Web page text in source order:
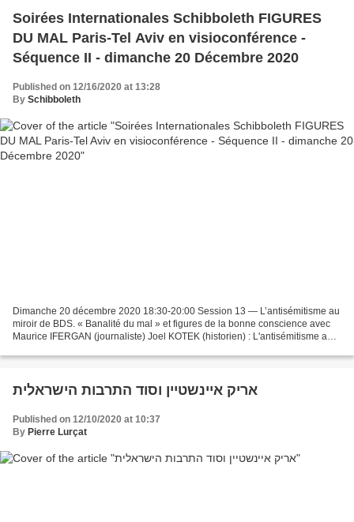
Soirées Internationales Schibboleth FIGURES
DU MAL Paris-Tel Aviv en visioconférence -
Séquence II - dimanche 20 Décembre 2020
Published on 12/16/2020 at 13:28
By Schibboleth
Dimanche 20 décembre 2020 18:30-20:00 Session 13 — L’antisémitisme au
miroir de BDS. « Banalité du mal » et figures de la bonne conscience avec
Maurice IFERGAN (journaliste) Joel KOTEK (historien) : L'antisémitisme au
אריק איינשטיין וסוד התרבות הישראלית
Published on 12/10/2020 at 10:37
By Pierre Lurçat